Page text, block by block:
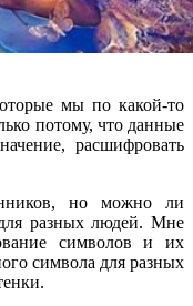
мы по какой-то
потому, что данные
расшифровать
но можно ли
разных людей. Мне
символов и их
символа для разных